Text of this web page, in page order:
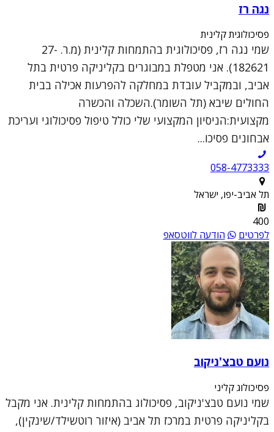
נגה רז
פסיכולוגית קלינית
שמי נגה רז, פסיכולוגית בהתמחות קלינית (מ.ר. 27-
182621). אני מטפלת במבוגרים בקליניקה פרטית בתל
אביב, ובמקביל עובדת במחלקה להפרעות אכילה בבית
החולים שיבא (תל השומר).השכלה והכשרה
מקצועית:הניסיון המקצועי שלי כולל טיפול פסיכולוגי ועריכת
אבחונים פסיכו...
058-4773333
תל אביב-יפו, ישראל
400
לפרטים
הודעה לווטסאפ
נועם טבצ'ניקוב
פסיכולוג קליני
שמי נועם טבצ'ניקוב, פסיכולוג בהתמחות קלינית. אני מקבל
בקליניקה פרטית במרכז תל אביב (איזור רוטשילד/שינקין),